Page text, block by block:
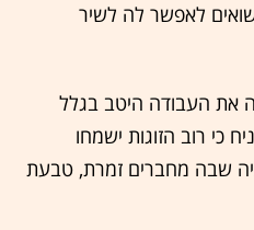
לאפשר לה לשיר
את העבודה היטב בגלל
כי רוב הזוגות ישמחו
שבה מחברים זמרת, טבעת